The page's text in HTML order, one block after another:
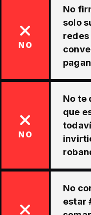
NO
No
solo
redes
NO
No te
que
No
estar